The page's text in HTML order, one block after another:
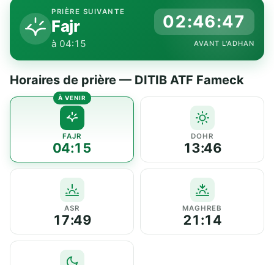
PRIÈRE SUIVANTE
Fajr
à 04:15
02:46:46
AVANT L'ADHAN
Horaires de prière — DITIB ATF Fameck
FAJR
04:15
DOHR
13:46
ASR
17:49
MAGHREB
21:14